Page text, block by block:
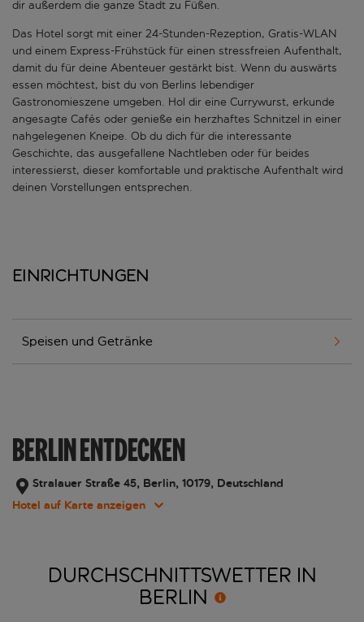
dir außerdem die ganze Stadt zu Füßen.
Das Hotel sorgt mit einer 24-Stunden-Rezeption, Gratis-WLAN
und einem Express-Frühstück für einen stressfreien Aufenthalt,
damit du für deine Abenteuer gestärkt bist. Wenn du auswärts
essen möchtest, bist du von Berlins lebendiger
Gastronomieszene umgeben. Hol dir eine Currywurst, erkunde
angesagte Cafés oder genieße ein herzhaftes Schnitzel in einer
nahgelegenen Kneipe. Ob du dich für die interessante
Geschichte, das ausgefallene Nachtleben oder für beides
interessierst, dieser komfortable und praktische Aufenthalt wird
deinen Vorstellungen entsprechen.
Einrichtungen
Speisen und Getränke
BERLIN ENTDECKEN
Stralauer Straße 45, Berlin, 10179, Deutschland
Hotel auf Karte anzeigen
DURCHSCHNITTSWETTER IN
BERLIN